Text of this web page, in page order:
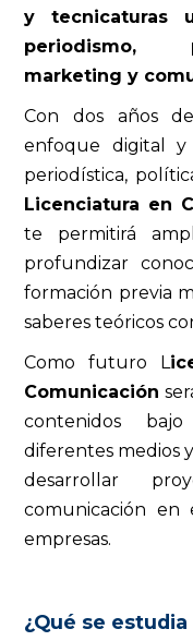
y tecnicaturas
periodismo,
marketing y
Con dos años
enfoque digital y
periodística,
Licenciatura en
te permitirá
profundizar
formación previa
saberes teóricos
Como futuro L
Comunicación
contenidos
diferentes medios
desarrollar
comunicación
empresas.
¿Qué se